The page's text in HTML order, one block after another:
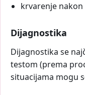
krvarenje
Dijagnostika
Dijagnostika se
testom (prema
situacijama mogu